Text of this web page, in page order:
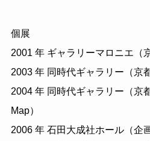
個展
2001 年 ギャラリーマロニエ（
2003 年 同時代ギャラリー（京
2004 年 同時代ギャラリー（京
Map）
2006 年 石田大成社ホール（企